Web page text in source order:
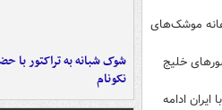
موشک‌های
خلیج
ادامه
شوک شبانه به تراکتور با
نکونام